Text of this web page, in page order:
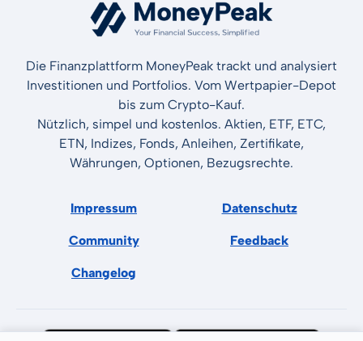
Die Finanzplattform MoneyPeak trackt und analysiert
Investitionen und Portfolios. Vom Wertpapier-Depot
bis zum Crypto-Kauf.
Nützlich, simpel und kostenlos. Aktien, ETF, ETC,
ETN, Indizes, Fonds, Anleihen, Zertifikate,
Währungen, Optionen, Bezugsrechte.
Impressum Datenschutz
Community Feedback
Changelog